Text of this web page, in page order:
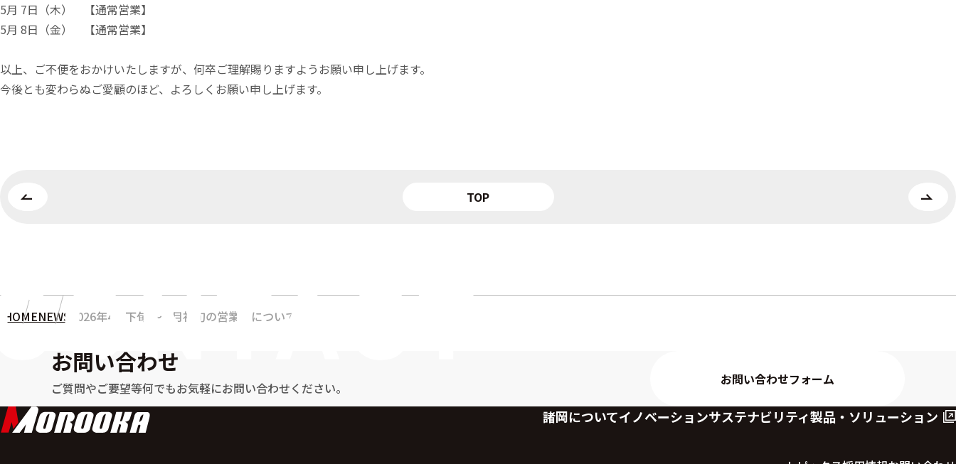
5月 7日（木） 【通常営業】
5月 8日（金） 【通常営業】
以上、ご不便をおかけいたしますが、何卒ご理解賜りますようお願い申し上げます。
今後とも変わらぬご愛顧のほど、よろしくお願い申し上げます。
TOP
HOMENEWS 2026年4月下旬 ～ 5月初旬の営業日について
お問い合わせ
ご質問やご要望等何でもお気軽にお問い合わせください。
お問い合わせフォーム
諸岡についてイノベーションサステナビリティ製品・ソリューション